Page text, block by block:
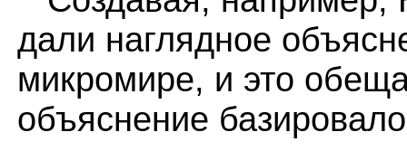
дали наглядное
микромире, и это
объяснение